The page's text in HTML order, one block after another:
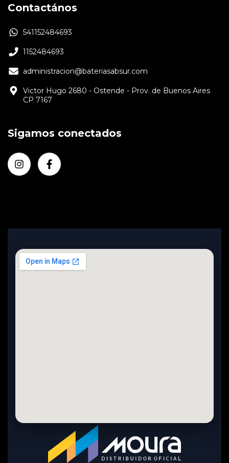
Contactános
541152484693
1152484693
administracion@bateriasabsur.com
Victor Hugo 2680 - Ostende - Prov. de Buenos Aires
CP 7167
Sigamos conectados